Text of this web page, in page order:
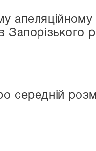
апеляційному
Запорізького
середній